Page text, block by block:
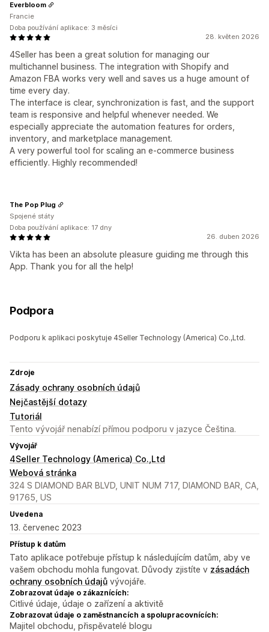
28. květen 2026
4Seller has been a great solution for managing our
multichannel business. The integration with Shopify and
Amazon FBA works very well and saves us a huge amount of
time every day.
The interface is clear, synchronization is fast, and the support
team is responsive and helpful whenever needed. We
especially appreciate the automation features for orders,
inventory, and marketplace management.
A very powerful tool for scaling an e-commerce business
efficiently. Highly recommended!
Everbloom
Francie
Doba používání aplikace: 3 měsíci
26. duben 2026
Vikta has been an absolute pleasure guiding me through this
App. Thank you for all the help!
The Pop Plug
Spojené státy
Doba používání aplikace: 17 dny
Podpora
Podporu k aplikaci poskytuje 4Seller Technology (America) Co.,Ltd.
Zdroje
Zásady ochrany osobních údajů
Nejčastější dotazy
Tutoriál
Tento vývojář nenabízí přímou podporu v jazyce Čeština.
Vývojář
4Seller Technology (America) Co.,Ltd
Webová stránka
324 S DIAMOND BAR BLVD, UNIT NUM 717, DIAMOND BAR, CA,
91765, US
Uvedena
13. červenec 2023
Přístup k datům
Tato aplikace potřebuje přístup k následujícím datům, aby ve
vašem obchodu mohla fungovat. Důvody zjistíte v zásadách
ochrany osobních údajů vývojáře.
Zobrazovat údaje o zákaznících:
Citlivé údaje, údaje o zařízení a aktivitě
Zobrazovat údaje o zaměstnancích a spolupracovnících:
Majitel obchodu, přispěvatelé blogu